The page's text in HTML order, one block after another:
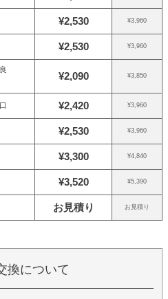
¥2,530 ¥3,960
¥2,530 ¥3,960
¥2,090 ¥3,850
¥2,420 ¥3,960
¥2,530 ¥3,960
¥3,300 ¥4,840
¥3,520 ¥5,390
お見積り お見積り
換について